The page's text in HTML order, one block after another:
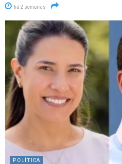
há 2 semanas
POLÍTICA